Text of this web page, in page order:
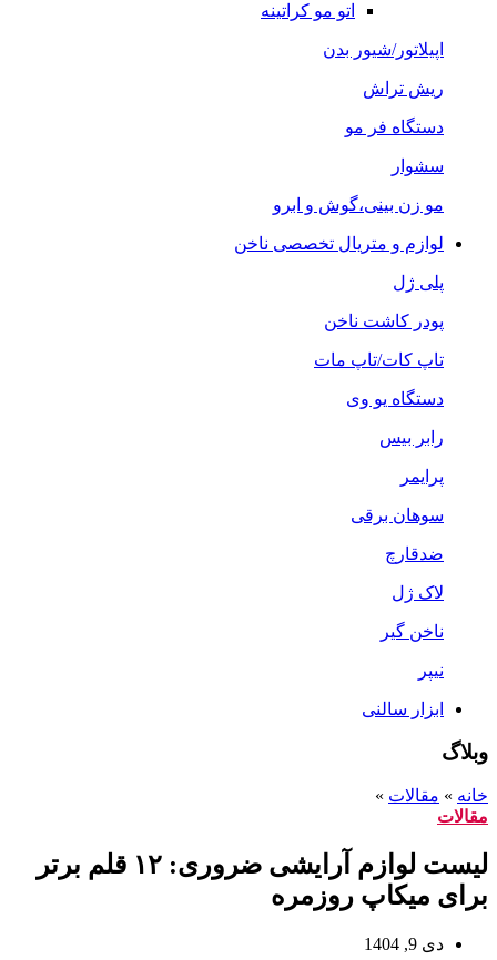
اتو مو کراتینه
اپیلاتور/شیور بدن
ریش تراش
دستگاه فر مو
سشوار
مو زن بینی،گوش و ابرو
لوازم و متریال تخصصی ناخن
پلی ژل
پودر کاشت ناخن
تاپ کات/تاپ مات
دستگاه یو وی
رابر بیس
پرایمر
سوهان برقی
ضدقارچ
لاک ژل
ناخن گیر
نیپر
ابزار سالنی
وبلاگ
خانه » مقالات »
مقالات
لیست لوازم آرایشی ضروری: ۱۲ قلم برتر
برای میکاپ روزمره
دی 9, 1404